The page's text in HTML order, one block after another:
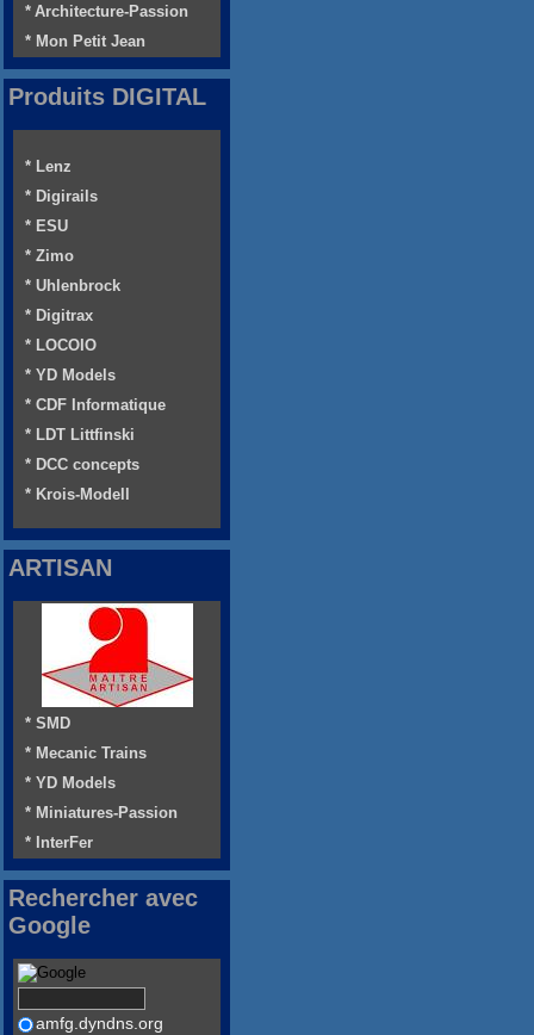
* Architecture-Passion
* Mon Petit Jean
Produits DIGITAL
* Lenz
* Digirails
* ESU
* Zimo
* Uhlenbrock
* Digitrax
* LOCOIO
* YD Models
* CDF Informatique
* LDT Littfinski
* DCC concepts
* Krois-Modell
ARTISAN
* SMD
* Mecanic Trains
* YD Models
* Miniatures-Passion
* InterFer
Rechercher avec
Google
amfg.dyndns.org